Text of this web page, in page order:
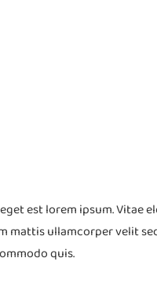
est lorem ipsum. Vitae
mattis ullamcorper velit
quis.